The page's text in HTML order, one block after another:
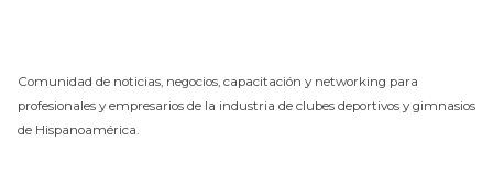
Comunidad de noticias, negocios, capacitación y networking para
profesionales y empresarios de la industria de clubes deportivos y gimnasios
de Hispanoamérica.